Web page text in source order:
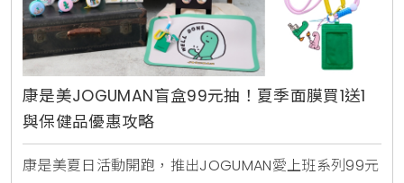
康是美JOGUMAN盲盒99元抽！夏季面膜買1送1
與保健品優惠攻略
康是美夏日活動開跑，推出JOGUMAN愛上班系列99元